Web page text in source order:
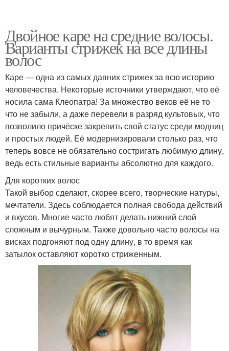
Каре с укороченным
затылком
Косое каре
Вариант без челки Боб с челкой
Челка для каре Каре от каре
Каре на среднюю длину
Двойное каре на средние волосы.
Варианты стрижек на все длины
волос
Каре — одна из самых давних стрижек за всю историю
человечества. Некоторые источники утверждают, что её
носила сама Клеопатра! За множество веков её не то
что не забыли, а даже перевели в разряд культовых, что
позволило причёске закрепить свой статус среди модниц
и простых людей. Её модернизировали столько раз, что
теперь вовсе не обязательно состригать любимую длину,
ведь есть стильные варианты абсолютно для каждого.
Для коротких волос
Такой выбор сделают, скорее всего, творческие натуры,
мечтатели. Здесь соблюдается полная свобода действий
и вкусов. Многие часто любят делать нижний слой
сложным и вычурным. Также довольно часто волосы на
висках подгоняют под одну длину, в то время как
затылок оставляют коротко стриженным.